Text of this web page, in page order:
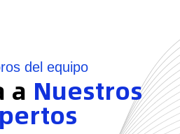
del equipo
a Nuestros